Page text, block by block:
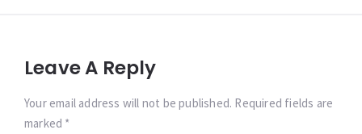
Leave A Reply
Your email address will not be published. Required fields are
marked *